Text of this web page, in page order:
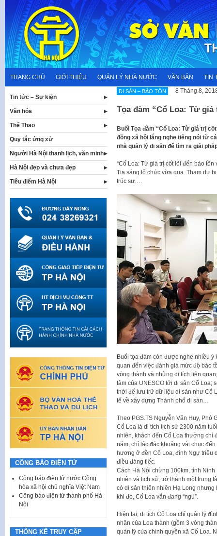
content
TRANG CHỦ GIỚI THIỆU QUẢN LÝ NHÀ NƯỚC VĂN BẢN TIN
DI SẢN – BẢO TỒN 8 Tháng 8,
Tọa đàm “Cổ Loa: Từ
Buổi Tọa đàm “Cổ Loa: Từ giá trị
đồng xã hội lắng nghe tiếng nói từ
nhà quản lý di sản để tìm ra giải
“Cổ Loa: Từ giá trị cốt lõi đến bảo
Tia sáng tổ chức vừa qua. Tham dự
trúc sư….
Buổi tọa đàm còn được nghe nhiều
quan đến việc đánh giá mức độ bảo
vòng thành và những di tích liên
tâm của UNESCO tới di sản Cổ Loa;
thời để lưu trữ dữ liệu di sản như Cổ
tế về xây dựng Thành phố di sản…
Theo PGS.TS Nguyễn Văn Huy, Phó
Cổ Loa là di tích lịch sử 2300 năm
nhiên, khách đến Cổ Loa thường chỉ
năm, chỉ lác đác khoảng vài chục
hương ở đền Cổ Loa, đình Ngự triều
điều đáng tiếc.
Cách Hà Nội chừng 100km, tỉnh
nhiên và lịch sử, trở thành một trung
có di sản thiên nhiên Hạ Long
khi đó, Cổ Loa vẫn đang “ngủ”.
Hiện tại, di tích Cổ Loa chỉ quản lý
nhân của Loa thành (gồm 3 vòng
quản lý của chính quyền xã Cổ Loa.
Tin tức – Sự kiện
Văn hóa
Thể Thao
Quy tắc ứng xử
Người Hà Nội thanh lịch, văn minh
Hà Nội đẹp và chưa đẹp
Tiêu điểm Hà Nội
CÔNG BÁO ĐIỆN TỬ
Công báo điện tử nước Cộng
hòa xã hội chủ nghĩa Việt Nam
Công báo điện tử thành phố Hà
Nội
THỐNG KÊ TRUY CẬP